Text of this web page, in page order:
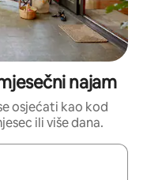
najam
osjećati kao kod
ili više dana.
ih pregledati